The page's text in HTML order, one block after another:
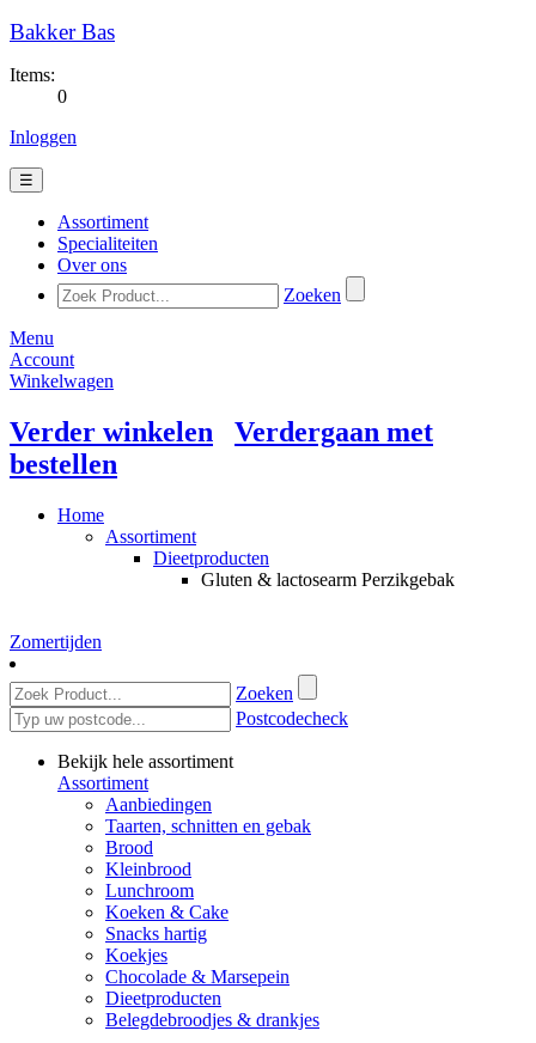
Bakker Bas
Items:
0
Inloggen
☰
Assortiment
Specialiteiten
Over ons
Zoeken
Menu
Account
Winkelwagen
Verder winkelen
Verdergaan met
bestellen
Home
Assortiment
Dieetproducten
Gluten & lactosearm Perzikgebak
Zomertijden
Zoeken
Postcodecheck
Bekijk hele assortiment
Assortiment
Aanbiedingen
Taarten, schnitten en gebak
Brood
Kleinbrood
Lunchroom
Koeken & Cake
Snacks hartig
Koekjes
Chocolade & Marsepein
Dieetproducten
Belegdebroodjes & drankjes